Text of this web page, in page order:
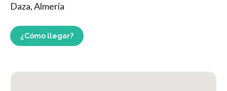
Daza, Almería
¿Cómo llegar?